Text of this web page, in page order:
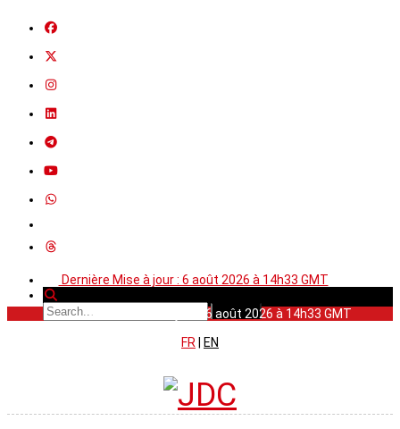
Dernière Mise à jour : 6 août 2026 à 14h33 GMT
Dernière Mise à jour : 6 août 2026 à 14h33 GMT
FR
EN